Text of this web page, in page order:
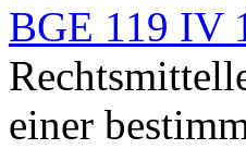
BGE 119 IV
einer